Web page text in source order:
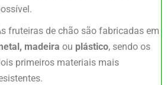
fruteiras de chão são fabricadas em
madeiraou plástico, sendo os
primeiros materiais mais